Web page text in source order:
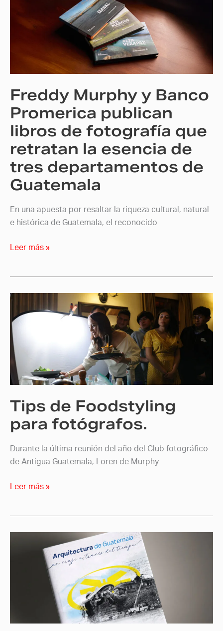
Freddy Murphy y Banco
Promerica publican
libros de fotografía que
retratan la esencia de
tres departamentos de
Guatemala
En una apuesta por resaltar la riqueza cultural, natural
e histórica de Guatemala, el reconocido
Banco
fotografía
retratan
la
esencia
de
tres
departamentos
Guatemala
Leer más »
Tips de Foodstyling
para fotógrafos.
Durante la última reunión del año del Club fotográfico
de Antigua Guatemala, Loren de Murphy
Tips
Foodstyling
para
fotógrafos.
Leer más »